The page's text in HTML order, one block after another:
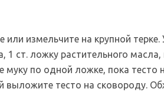
или измельчите на крупной
1 ст. ложку растительного
по одной ложке, пока тесто
выложите тесто на сковороду.